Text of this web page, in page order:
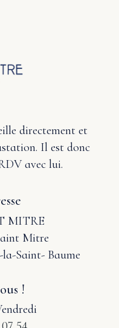
directement et
Il est donc
avec lui.
MITRE
Mitre
Saint- Baume
!